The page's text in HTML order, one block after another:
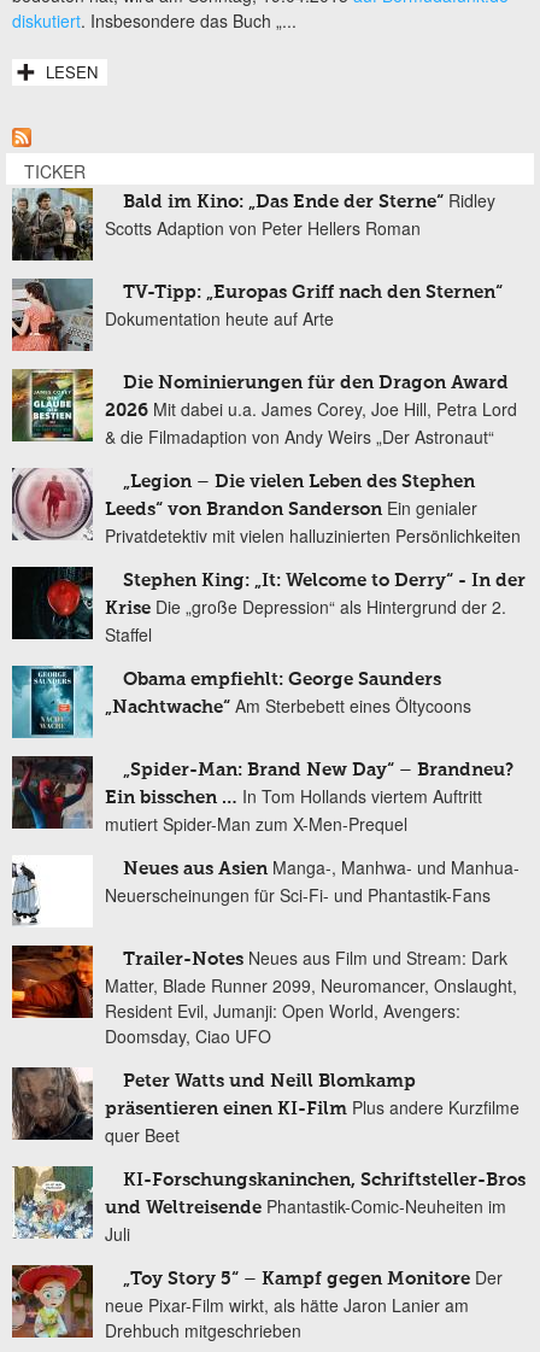
diskutiert. Insbesondere das Buch „...
LESEN
TICKER
Bald im Kino: „Das Ende der Sterne“ Ridley
Scotts Adaption von Peter Hellers Roman
TV-Tipp: „Europas Griff nach den Sternen“
Dokumentation heute auf Arte
Die Nominierungen für den Dragon Award
2026 Mit dabei u.a. James Corey, Joe Hill, Petra Lord
& die Filmadaption von Andy Weirs „Der Astronaut“
„Legion – Die vielen Leben des Stephen
Leeds“ von Brandon Sanderson Ein genialer
Privatdetektiv mit vielen halluzinierten Persönlichkeiten
Stephen King: „It: Welcome to Derry“ - In der
Krise Die „große Depression“ als Hintergrund der 2.
Staffel
Obama empfiehlt: George Saunders
„Nachtwache“ Am Sterbebett eines Öltycoons
„Spider-Man: Brand New Day“ – Brandneu?
Ein bisschen … In Tom Hollands viertem Auftritt
mutiert Spider-Man zum X-Men-Prequel
Neues aus Asien Manga-, Manhwa- und Manhua-
Neuerscheinungen für Sci-Fi- und Phantastik-Fans
Trailer-Notes Neues aus Film und Stream: Dark
Matter, Blade Runner 2099, Neuromancer, Onslaught,
Resident Evil, Jumanji: Open World, Avengers:
Doomsday, Ciao UFO
Peter Watts und Neill Blomkamp
präsentieren einen KI-Film Plus andere Kurzfilme
quer Beet
KI-Forschungskaninchen, Schriftsteller-Bros
und Weltreisende Phantastik-Comic-Neuheiten im
Juli
„Toy Story 5“ – Kampf gegen Monitore Der
neue Pixar-Film wirkt, als hätte Jaron Lanier am
Drehbuch mitgeschrieben